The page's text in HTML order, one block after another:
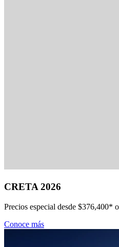
CRETA 2026
Precios especial desde $376,400*
Conoce más